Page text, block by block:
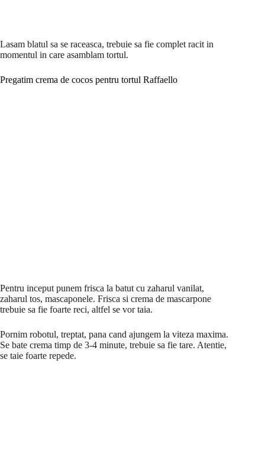
Lasam blatul sa se raceasca, trebuie sa fie complet racit in
momentul in care asamblam tortul.
Pregatim crema de cocos pentru tortul Raffaello
Pentru inceput punem frisca la batut cu zaharul vanilat,
zaharul tos, mascaponele. Frisca si crema de mascarpone
trebuie sa fie foarte reci, altfel se vor taia.
Pornim robotul, treptat, pana cand ajungem la viteza maxima.
Se bate crema timp de 3-4 minute, trebuie sa fie tare. Atentie,
se taie foarte repede.